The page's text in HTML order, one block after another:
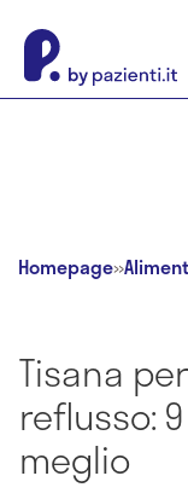
Homepage»
Tisana
reflusso:
meglio